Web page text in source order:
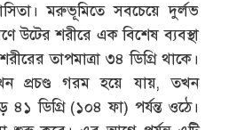
মরুভূমিতে সবচেয়ে দুর্লভ
উটের শরীরে এক বিশেষ ব্যবস্থা
তাপমাত্রা ৩৪ ডিগ্রি থাকে।
প্রচণ্ড গরম হয়ে যায়, তখন
৪১ ডিগ্রি (১০৪ ফা) পর্যন্ত ওঠে।